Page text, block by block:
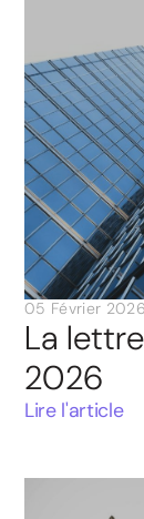
05 Février 2026
La
2026
Lire l'article